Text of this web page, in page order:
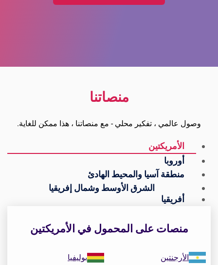
منصاتنا
وصول عالمي ، تفكير محلي - مع منصاتنا ، هذا ممكن للغاية.
الأمريكتين
أوروبا
منطقة آسيا والمحيط الهادئ
الشرق الأوسط وشمال إفريقيا
أفريقيا
منصات على المحمول في الأمريكتين
الأرجنتين بوليفيا